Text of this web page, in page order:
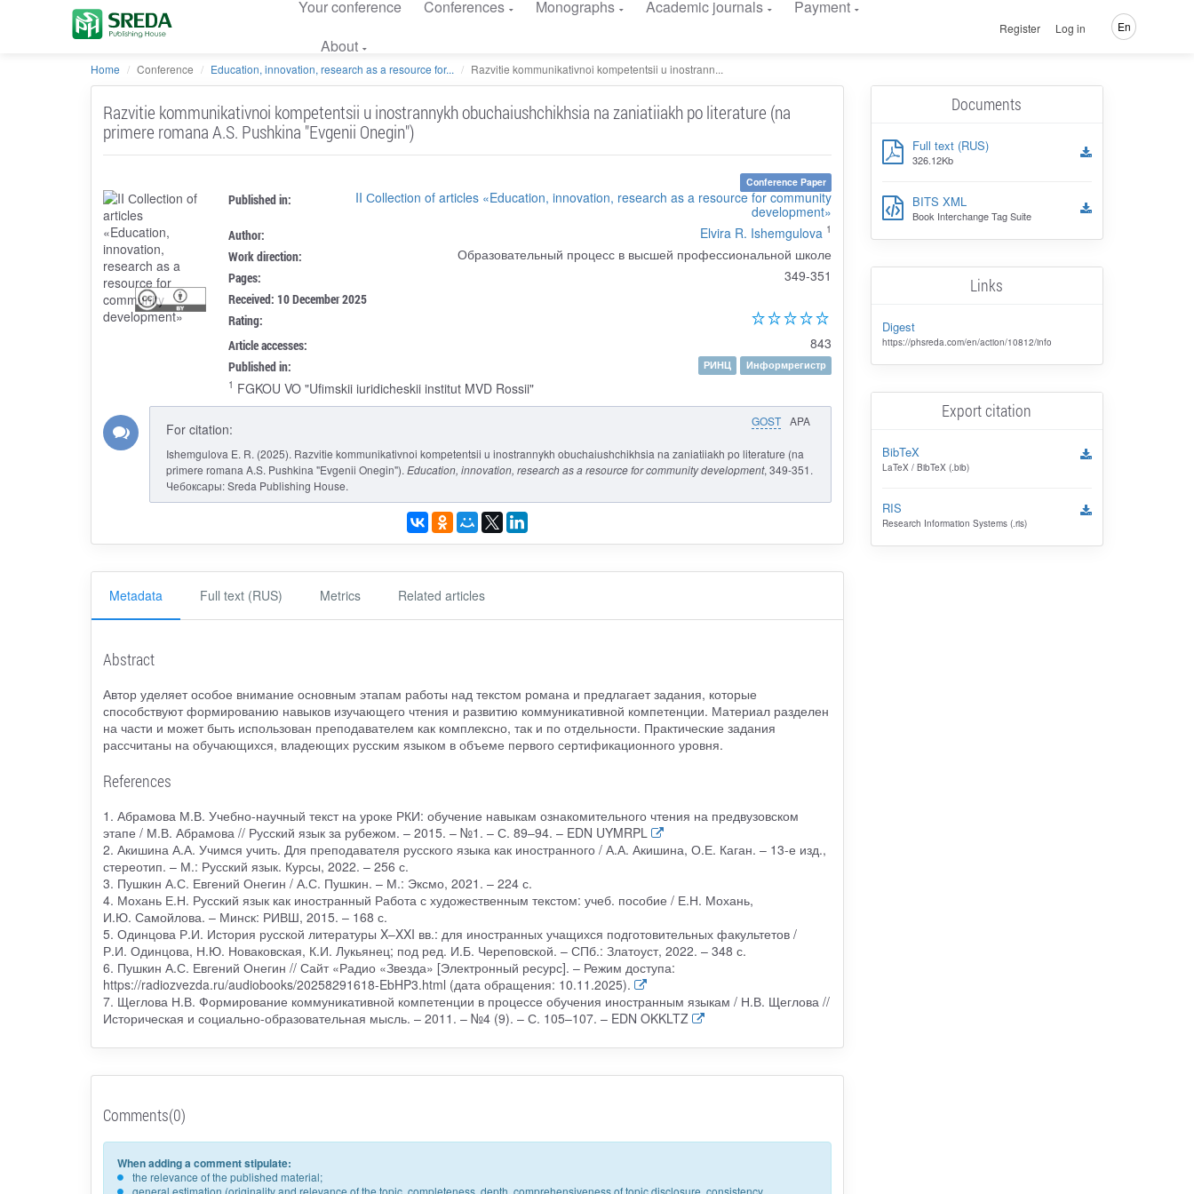
Your conference Conferences Monographs Academic journals
Payment
About
Register Log in En
Home Conference Education, innovation, research as a resource for... Razvitie kommunikativnoi kompetentsii u inostrann...
Razvitie kommunikativnoi kompetentsii u inostrannykh obuchaiushchikhsia na zaniatiiakh po literature (na
primere romana A.S. Pushkina "Evgenii Onegin")
Conference Paper
Published in:
II Сollection of articles «Education, innovation, research as a resource for community
development»
Author: Elvira R. Ishemgulova 1
Work direction: Образовательный процесс в высшей профессиональной школе
Pages: 349-351
Received: 10 December 2025
Rating:
Article accesses:
843
Published in: РИНЦ
Информрегистр
1 FGKOU VO "Ufimskii iuridicheskii institut MVD Rossii"
GOST APA
For citation:
Ishemgulova E. R. (2025). Razvitie kommunikativnoi kompetentsii u inostrannykh obuchaiushchikhsia na zaniatiiakh po literature (na
primere romana A.S. Pushkina "Evgenii Onegin"). Education, innovation, research as a resource for community development, 349-351.
Чебоксары: Sreda Publishing House.
Metadata Full text (RUS) Metrics Related articles
Abstract
Автор уделяет особое внимание основным этапам работы над текстом романа и предлагает задания, которые
способствуют формированию навыков изучающего чтения и развитию коммуникативной компетенции. Материал разделен
на части и может быть использован преподавателем как комплексно, так и по отдельности. Практические задания
рассчитаны на обучающихся, владеющих русским языком в объеме первого сертификационного уровня.
References
1. Абрамова М.В. Учебно-научный текст на уроке РКИ: обучение навыкам ознакомительного чтения на предвузовском
этапе / М.В. Абрамова // Русский язык за рубежом. – 2015. – №1. – С. 89–94. – EDN UYMRPL
2. Акишина А.А. Учимся учить. Для преподавателя русского языка как иностранного / А.А. Акишина, О.Е. Каган. – 13-е изд.,
стереотип. – М.: Русский язык. Курсы, 2022. – 256 с.
3. Пушкин А.С. Евгений Онегин / А.С. Пушкин. – М.: Эксмо, 2021. – 224 с.
4. Мохань Е.Н. Русский язык как иностранный Работа с художественным текстом: учеб. пособие / Е.Н. Мохань,
И.Ю. Самойлова. – Минск: РИВШ, 2015. – 168 с.
5. Одинцова Р.И. История русской литературы X–XXI вв.: для иностранных учащихся подготовительных факультетов /
Р.И. Одинцова, Н.Ю. Новаковская, К.И. Лукьянец; под ред. И.Б. Череповской. – СПб.: Златоуст, 2022. – 348 с.
6. Пушкин А.С. Евгений Онегин // Сайт «Радио «Звезда» [Электронный ресурс]. – Режим доступа:
https://radiozvezda.ru/audiobooks/20258291618-EbHP3.html (дата обращения: 10.11.2025).
7. Щеглова Н.В. Формирование коммуникативной компетенции в процессе обучения иностранным языкам / Н.В. Щеглова //
Историческая и социально-образовательная мысль. – 2011. – №4 (9). – С. 105–107. – EDN OKKLTZ
Comments(0)
When adding a comment stipulate:
the relevance of the published material;
general estimation (originality and relevance of the topic, completeness, depth, comprehensiveness of topic disclosure, consistency,
Documents
Full text (RUS)
326.12Kb
BITS XML
Book Interchange Tag Suite
Links
Digest
https://phsreda.com/en/action/10812/info
Export citation
BibTeX
LaTeX / BibTeX (.bib)
RIS
Research Information Systems (.ris)